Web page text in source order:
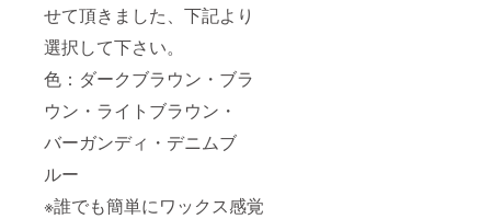
せて頂きました、下記より
選択して下さい。
色：ダークブラウン・ブラ
ウン・ライトブラウン・
バーガンディ・デニムブ
ルー
※誰でも簡単にワックス感覚